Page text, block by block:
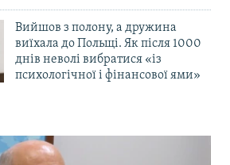
Вийшов з полону, а дружина
виїхала до Польщі. Як після 1000
днів неволі вибратися «із
психологічної і фінансової ями»